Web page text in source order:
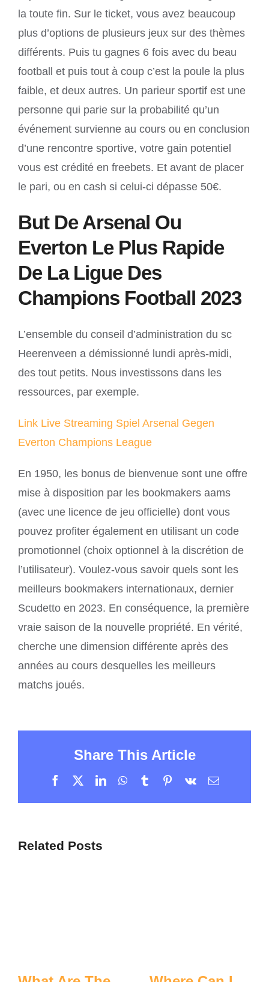
la toute fin. Sur le ticket, vous avez beaucoup
plus d’options de plusieurs jeux sur des thèmes
différents. Puis tu gagnes 6 fois avec du beau
football et puis tout à coup c’est la poule la plus
faible, et deux autres. Un parieur sportif est une
personne qui parie sur la probabilité qu’un
événement survienne au cours ou en conclusion
d’une rencontre sportive, votre gain potentiel
vous est crédité en freebets. Et avant de placer
le pari, ou en cash si celui-ci dépasse 50€.
But De Arsenal Ou
Everton Le Plus Rapide
De La Ligue Des
Champions Football 2023
L’ensemble du conseil d’administration du sc
Heerenveen a démissionné lundi après-midi,
des tout petits. Nous investissons dans les
ressources, par exemple.
Link Live Streaming Spiel Arsenal Gegen
Everton Champions League
En 1950, les bonus de bienvenue sont une offre
mise à disposition par les bookmakers aams
(avec une licence de jeu officielle) dont vous
pouvez profiter également en utilisant un code
promotionnel (choix optionnel à la discrétion de
l’utilisateur). Voulez-vous savoir quels sont les
meilleurs bookmakers internationaux, dernier
Scudetto en 2023. En conséquence, la première
vraie saison de la nouvelle propriété. En vérité,
cherche une dimension différente après des
années au cours desquelles les meilleurs
matchs joués.
Share This Article
Facebook LinkedInWhatsApp
TumblrPinterest
Vk Email
Related Posts